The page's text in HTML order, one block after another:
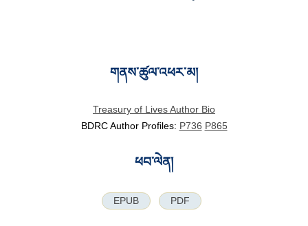
གནས་ཚུལ་འཕར་མ།
Treasury of Lives Author Bio
BDRC Author Profiles: P736 P865
ཕབ་ལེན།
EPUB PDF